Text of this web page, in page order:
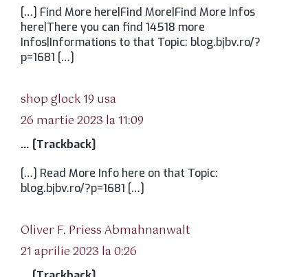
[…] Find More here|Find More|Find More Infos
here|There you can find 14518 more
Infos|Informations to that Topic: blog.bjbv.ro/?
p=1681 […]
shop glock 19 usa
26 martie 2023 la 11:09
… [Trackback]
[…] Read More Info here on that Topic:
blog.bjbv.ro/?p=1681 […]
Oliver F. Priess Abmahnanwalt
21 aprilie 2023 la 0:26